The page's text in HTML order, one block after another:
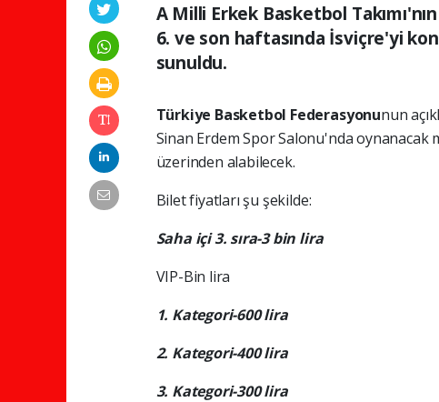
A Milli Erkek Basketbol
6. ve son haftasında İsviçre'yi
sunuldu.
Türkiye Basketbol Federasyonunun
Sinan Erdem Spor Salonu'nda
üzerinden alabilecek.
Bilet fiyatları şu şekilde:
Saha içi 3. sıra-3 bin lira
VIP-Bin lira
1. Kategori-600 lira
2. Kategori-400 lira
3. Kategori-300 lira